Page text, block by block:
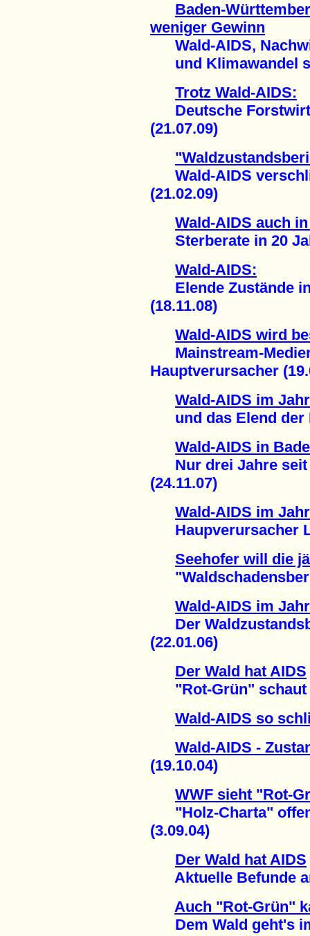
Baden-
weniger Gewinn
Wald-AIDS,
und Klimawandel
Trotz Wald-AIDS:
Deutsche
(21.07.09)
Wald-AIDS
(21.02.09)
Wald-AIDS auch
Sterberate in 20
Wald-AIDS:
Elende Zustände
(18.11.08)
Wald-AIDS wird
Mainstream-
Hauptverursacher
Wald-AIDS im
und das Elend der
Wald-AIDS in
Nur drei Jahre seit
(24.11.07)
Wald-AIDS im
Haupverursacher
Seehofer will die
Wald-AIDS im
Der
(22.01.06)
Der Wald hat AIDS
"Rot-Grün" schaut
Wald-AIDS so
Wald-AIDS -
(19.10.04)
WWF sieht "Rot-
"Holz-Charta"
(3.09.04)
Der Wald hat AIDS
Aktuelle Befunde
Auch "Rot-Grün"
Dem Wald geht's